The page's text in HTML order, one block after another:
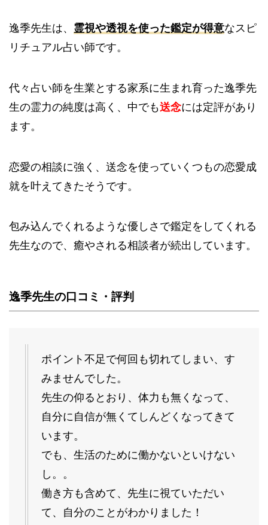
逸季先生は、 霊視や透視を使った鑑定が得意なスピ
リチュアル占い師です。
代々占い師を生業とする家系に生まれ育った逸季先
生の霊力の純度は高く、中でも送念には定評があり
ます。
恋愛の相談に強く、送念を使っていくつもの恋愛成
就を叶えてきたそうです。
包み込んでくれるような優しさで鑑定をしてくれる
先生なので、癒やされる相談者が続出しています。
逸季先生の口コミ・評判
ポイント不足で何回も切れてしまい、す
みませんでした。
先生の仰るとおり、体力も無くなって、
自分に自信が無くてしんどくなってきて
います。
でも、生活のために働かないといけない
し。。
働き方も含めて、先生に視ていただい
て、自分のことがわかりました！